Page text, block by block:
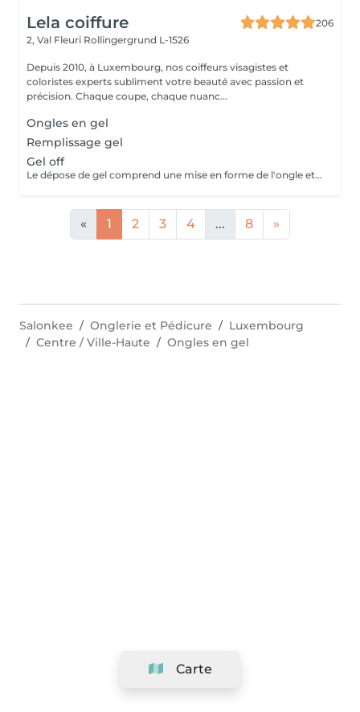
Lela coiffure
206
2, Val Fleuri Rollingergrund L-1526
Depuis 2010, à Luxembourg, nos coiffeurs visagistes et
coloristes experts subliment votre beauté avec passion et
précision. Chaque coupe, chaque nuanc...
Ongles en gel
Remplissage gel
Gel off
Le dépose de gel comprend une mise en forme de l'ongle et un vernis protecteur.
« 1 2 3 4 ... 8 »
Carte
Salonkee Onglerie et Pédicure
Luxembourg
Centre / Ville-Haute
Ongles en gel